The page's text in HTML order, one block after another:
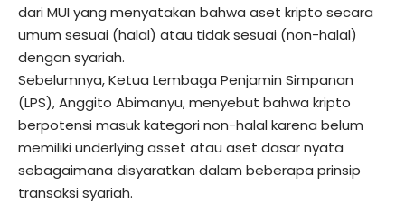
dari MUI yang menyatakan bahwa aset kripto secara
umum sesuai (halal) atau tidak sesuai (non-halal)
dengan syariah.
Sebelumnya, Ketua Lembaga Penjamin Simpanan
(LPS), Anggito Abimanyu, menyebut bahwa kripto
berpotensi masuk kategori non-halal karena belum
memiliki underlying asset atau aset dasar nyata
sebagaimana disyaratkan dalam beberapa prinsip
transaksi syariah.